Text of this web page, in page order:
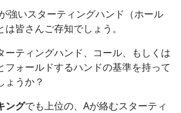
強いスターティングハンド（ホール
皆さんご存知でしょう。
ーティングハンド、コール、もしくは
フォールドするハンドの基準を持って
ょうか？
ングでも上位の、Aが絡むスターティ